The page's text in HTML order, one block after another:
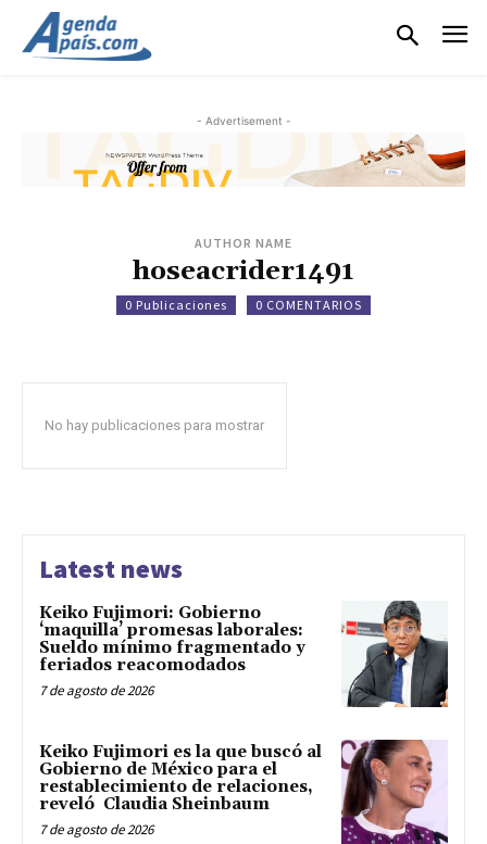
- Advertisement -
AUTHOR NAME
hoseacrider1491
0 Publicaciones 0 COMENTARIOS
No hay publicaciones para mostrar
Latest news
Keiko Fujimori: Gobierno
‘maquilla’ promesas laborales:
Sueldo mínimo fragmentado y
feriados reacomodados
7 de agosto de 2026
Keiko Fujimori es la que buscó al
Gobierno de México para el
restablecimiento de relaciones,
reveló Claudia Sheinbaum
7 de agosto de 2026